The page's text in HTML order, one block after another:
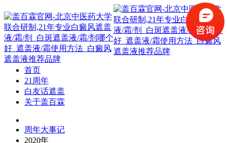
首页
21周年
白友话遮盖
关于盖百霖
周年大事记
2020年